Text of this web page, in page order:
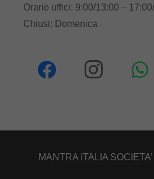
Orario uffici: 9:00/13:00 –
Chiusi: Domenica
MANTRA ITALIA